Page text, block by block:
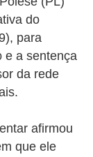
do
para
e a sentença
da rede
afirmou
que ele